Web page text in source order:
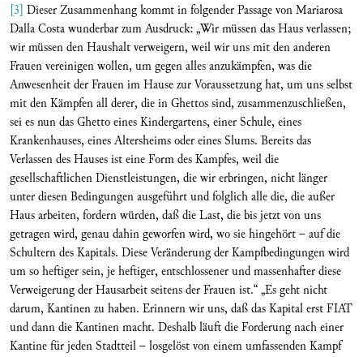
[3] Dieser Zusammenhang kommt in folgender Passage von Mariarosa
Dalla Costa wunderbar zum Ausdruck: „Wir müssen das Haus verlassen;
wir müssen den Haushalt verweigern, weil wir uns mit den anderen
Frauen vereinigen wollen, um gegen alles anzukämpfen, was die
Anwesenheit der Frauen im Hause zur Voraussetzung hat, um uns selbst
mit den Kämpfen all derer, die in Ghettos sind, zusammenzuschließen,
sei es nun das Ghetto eines Kindergartens, einer Schule, eines
Krankenhauses, eines Altersheims oder eines Slums. Bereits das
Verlassen des Hauses ist eine Form des Kampfes, weil die
gesellschaftlichen Dienstleistungen, die wir erbringen, nicht länger
unter diesen Bedingungen ausgeführt und folglich alle die, die außer
Haus arbeiten, fordern würden, daß die Last, die bis jetzt von uns
getragen wird, genau dahin geworfen wird, wo sie hingehört – auf die
Schultern des Kapitals. Diese Veränderung der Kampfbedingungen wird
um so heftiger sein, je heftiger, entschlossener und massenhafter diese
Verweigerung der Hausarbeit seitens der Frauen ist.“ „Es geht nicht
darum, Kantinen zu haben. Erinnern wir uns, daß das Kapital erst FIAT
und dann die Kantinen macht. Deshalb läuft die Forderung nach einer
Kantine für jeden Stadtteil – losgelöst von einem umfassenden Kampf